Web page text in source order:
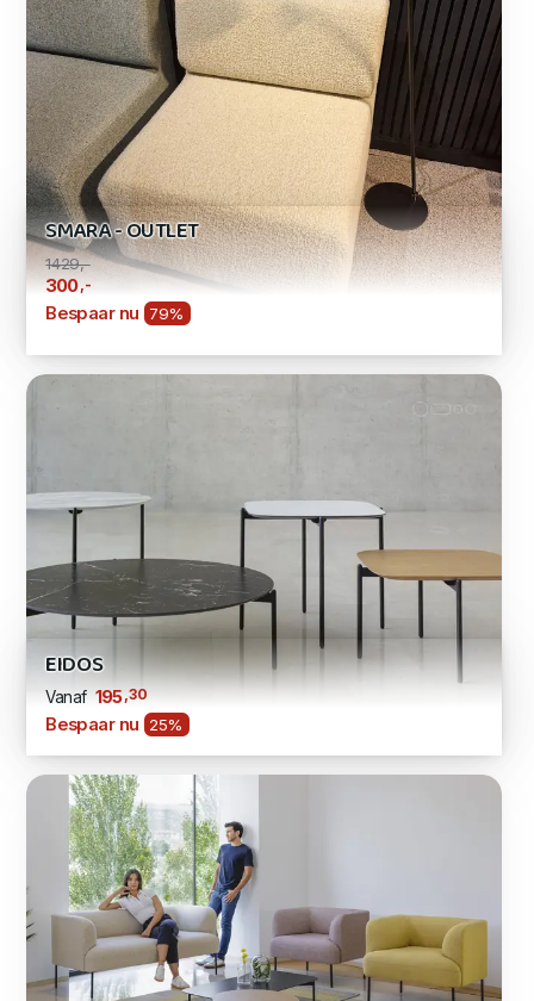
SMARA - OUTLET
1429,-
300 ,-
Bespaar nu 79%
EIDOS
Vanaf 195,30
Bespaar nu 25%